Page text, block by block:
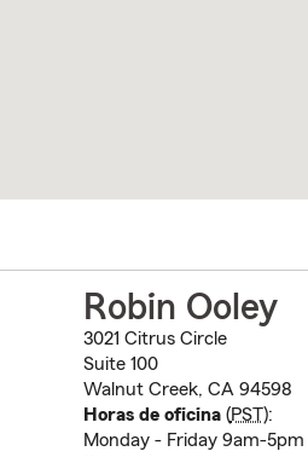
Robin Ooley
3021 Citrus Circle
Suite 100
Walnut Creek, CA 94598
Horas de oficina(PST):
Monday - Friday 9am-5pm